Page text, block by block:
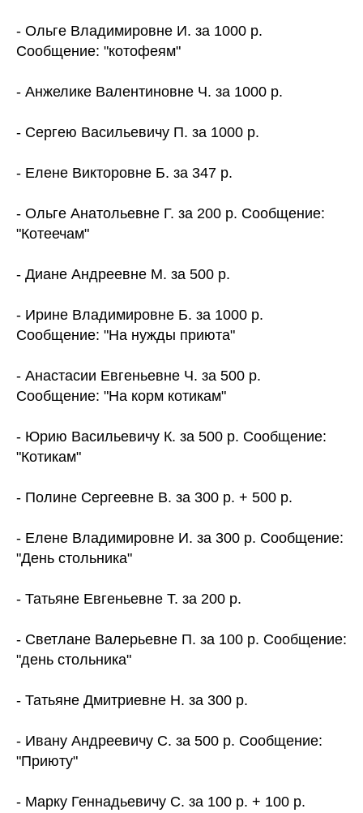
- Ольге Владимировне И. за 1000 р.
Сообщение: "котофеям"
- Анжелике Валентиновне Ч. за 1000 р.
- Сергею Васильевичу П. за 1000 р.
- Елене Викторовне Б. за 347 р.
- Ольге Анатольевне Г. за 200 р. Сообщение:
"Котеечам"
- Диане Андреевне М. за 500 р.
- Ирине Владимировне Б. за 1000 р.
Сообщение: "На нужды приюта"
- Анастасии Евгеньевне Ч. за 500 р.
Сообщение: "На корм котикам"
- Юрию Васильевичу К. за 500 р. Сообщение:
"Котикам"
- Полине Сергеевне В. за 300 р. + 500 р.
- Елене Владимировне И. за 300 р. Сообщение:
"День стольника"
- Татьяне Евгеньевне Т. за 200 р.
- Светлане Валерьевне П. за 100 р. Сообщение:
"день стольника"
- Татьяне Дмитриевне Н. за 300 р.
- Ивану Андреевичу С. за 500 р. Сообщение:
"Приюту"
- Марку Геннадьевичу С. за 100 р. + 100 р.